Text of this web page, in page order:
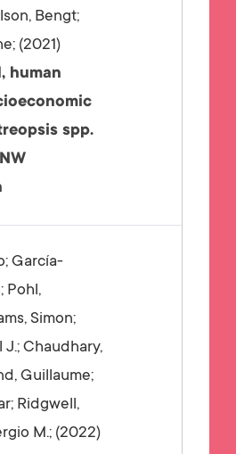
Bengt;
2021
human
spp.
García-
Pohl,
Simon;
Chaudhary,
Guillaume;
Ridgwell,
M.; 2022